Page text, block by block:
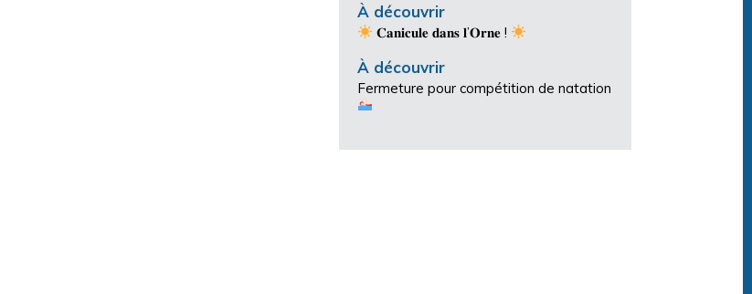
À découvrir
𝐂𝐚𝐧𝐢𝐜𝐮𝐥𝐞 𝐝𝐚𝐧𝐬 𝐥’𝐎𝐫𝐧𝐞 !
À découvrir
Fermeture pour compétition de natation